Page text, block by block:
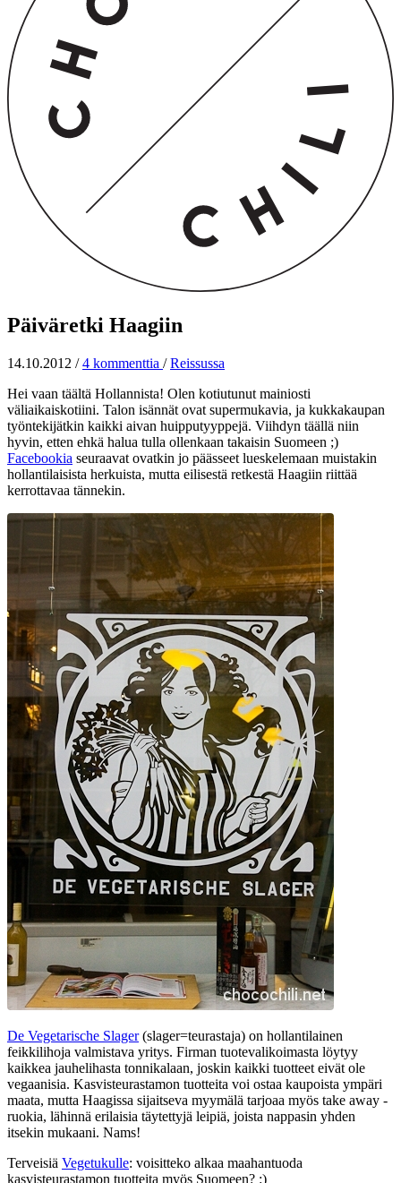
Päiväretki Haagiin
14.10.2012 / 4 kommenttia / Reissussa
Hei vaan täältä Hollannista! Olen kotiutunut mainiosti
väliaikaiskotiini. Talon isännät ovat supermukavia, ja kukkakaupan
työntekijätkin kaikki aivan huipputyyppejä. Viihdyn täällä niin
hyvin, etten ehkä halua tulla ollenkaan takaisin Suomeen ;)
Facebookia seuraavat ovatkin jo päässeet lueskelemaan muistakin
hollantilaisista herkuista, mutta eilisestä retkestä Haagiin riittää
kerrottavaa tännekin.
De Vegetarische Slager(slager=teurastaja) on hollantilainen
feikkilihoja valmistava yritys. Firman tuotevalikoimasta löytyy
kaikkea jauhelihasta tonnikalaan, joskin kaikki tuotteet eivät ole
vegaanisia. Kasvisteurastamon tuotteita voi ostaa kaupoista ympäri
maata, mutta Haagissa sijaitseva myymälä tarjoaa myös take away -
ruokia, lähinnä erilaisia täytettyjä leipiä, joista nappasin yhden
itsekin mukaani. Nams!
Terveisiä Vegetukulle: voisitteko alkaa maahantuoda
kasvisteurastamon tuotteita myös Suomeen? :)